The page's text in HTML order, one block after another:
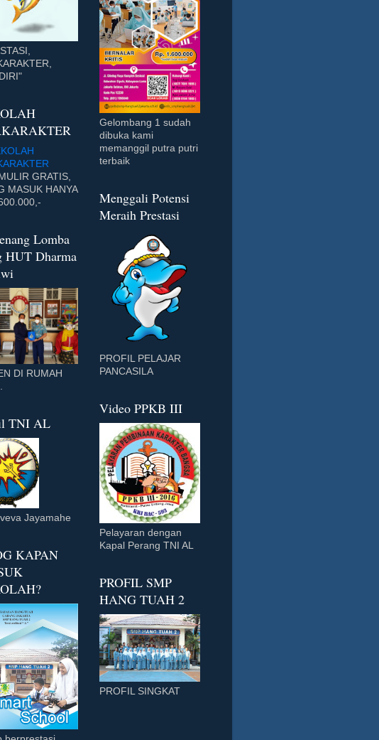
GRATIS,
MASUK HANYA
Lomba
HUT Dharma
DI RUMAH
TNI AL
Jayamahe
KAPAN
Gelombang 1 sudah
dibuka kami
memanggil putra putri
terbaik
Menggali Potensi
Meraih Prestasi
PROFIL PELAJAR
PANCASILA
Video PPKB III
Pelayaran dengan
Kapal Perang TNI AL
PROFIL SMP
HANG TUAH 2
PROFIL SINGKAT